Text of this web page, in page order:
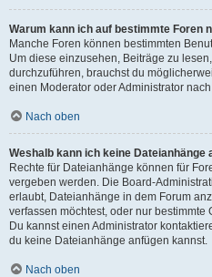
Warum kann ich auf bestimmte Foren
Manche Foren können bestimmten
Um diese einzusehen, Beiträge zu
durchzuführen, brauchst du
einen Moderator oder Administrator
Nach oben
Weshalb kann ich keine Dateianhänge
Rechte für Dateianhänge können für
vergeben werden. Die Board-
erlaubt, Dateianhänge in dem Forum
verfassen möchtest, oder nur
Du kannst einen Administrator
du keine Dateianhänge anfügen kannst.
Nach oben